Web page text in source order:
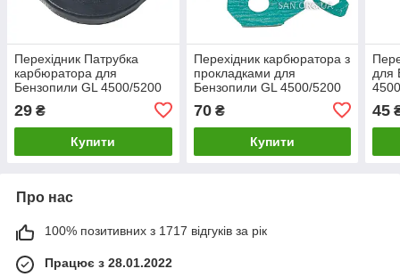
Перехідник Патрубка
карбюратора для
Бензопили GL 4500/5200
29 ₴
Купити
Перехідник карбюратора з
прокладками для
Бензопили GL 4500/5200
70₴
Купити
для
45
Про нас
100% позитивних з 1717 відгуків за рік
Працює з 28.01.2022